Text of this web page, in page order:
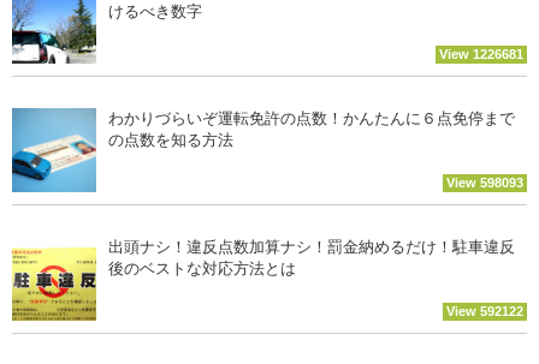
けるべき数字
View 1226681
わかりづらいぞ運転免許の点数！かんたんに６点免停まで
の点数を知る方法
View 598093
出頭ナシ！違反点数加算ナシ！罰金納めるだけ！駐車違反
後のベストな対応方法とは
View 592122